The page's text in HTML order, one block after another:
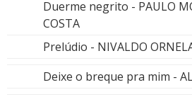
Duerme negrito - PAULO
COSTA
Prelúdio - NIVALDO
Deixe o breque pra mim -